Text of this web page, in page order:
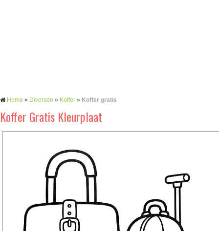
Home » Diversen » Koffer » Koffer gratis
Koffer Gratis Kleurplaat